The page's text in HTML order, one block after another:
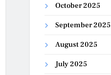
October 2025
September 2025
August 2025
July 2025